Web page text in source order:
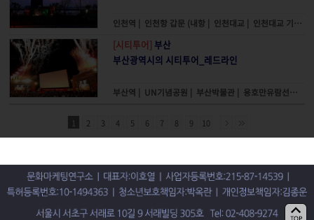
인천역 | 인천항 갑문 (내항| 인천대교 | 인천대교 기념관
[시티투어] 부산
부산광역시의 시티투어_레드라인
부산역 | UN기념공원 | 부산박물관| 용호만유람선터미널
1 2 3 4 5 6 7 8 9 10